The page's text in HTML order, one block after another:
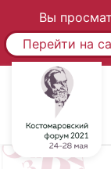
Вы
Перейти на